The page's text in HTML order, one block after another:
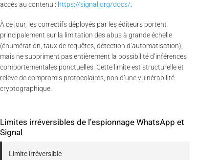
accès au contenu : https://signal.org/docs/.
À ce jour, les correctifs déployés par les éditeurs portent
principalement sur la limitation des abus à grande échelle
(énumération, taux de requêtes, détection d’automatisation),
mais ne suppriment pas entièrement la possibilité d’inférences
comportementales ponctuelles. Cette limite est structurelle et
relève de compromis protocolaires, non d’une vulnérabilité
cryptographique.
Limites irréversibles de l’espionnage WhatsApp et
Signal
Limite irréversible